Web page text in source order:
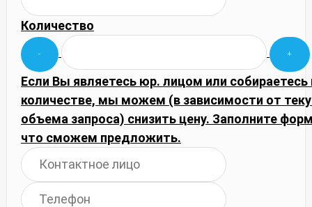
Количество
Если Вы являетесь юр. лицом или
количестве, мы можем (в зависимости от
объема запроса) снизить цену. Заполните
что сможем предложить.